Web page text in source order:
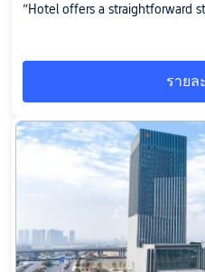
“Hotel offers a straightforward
รายล